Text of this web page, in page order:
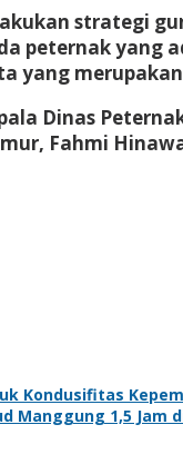
strategi
peternak yang
yang
Dinas
Fahmi
Kondusifitas
Manggung 1,5 Jam